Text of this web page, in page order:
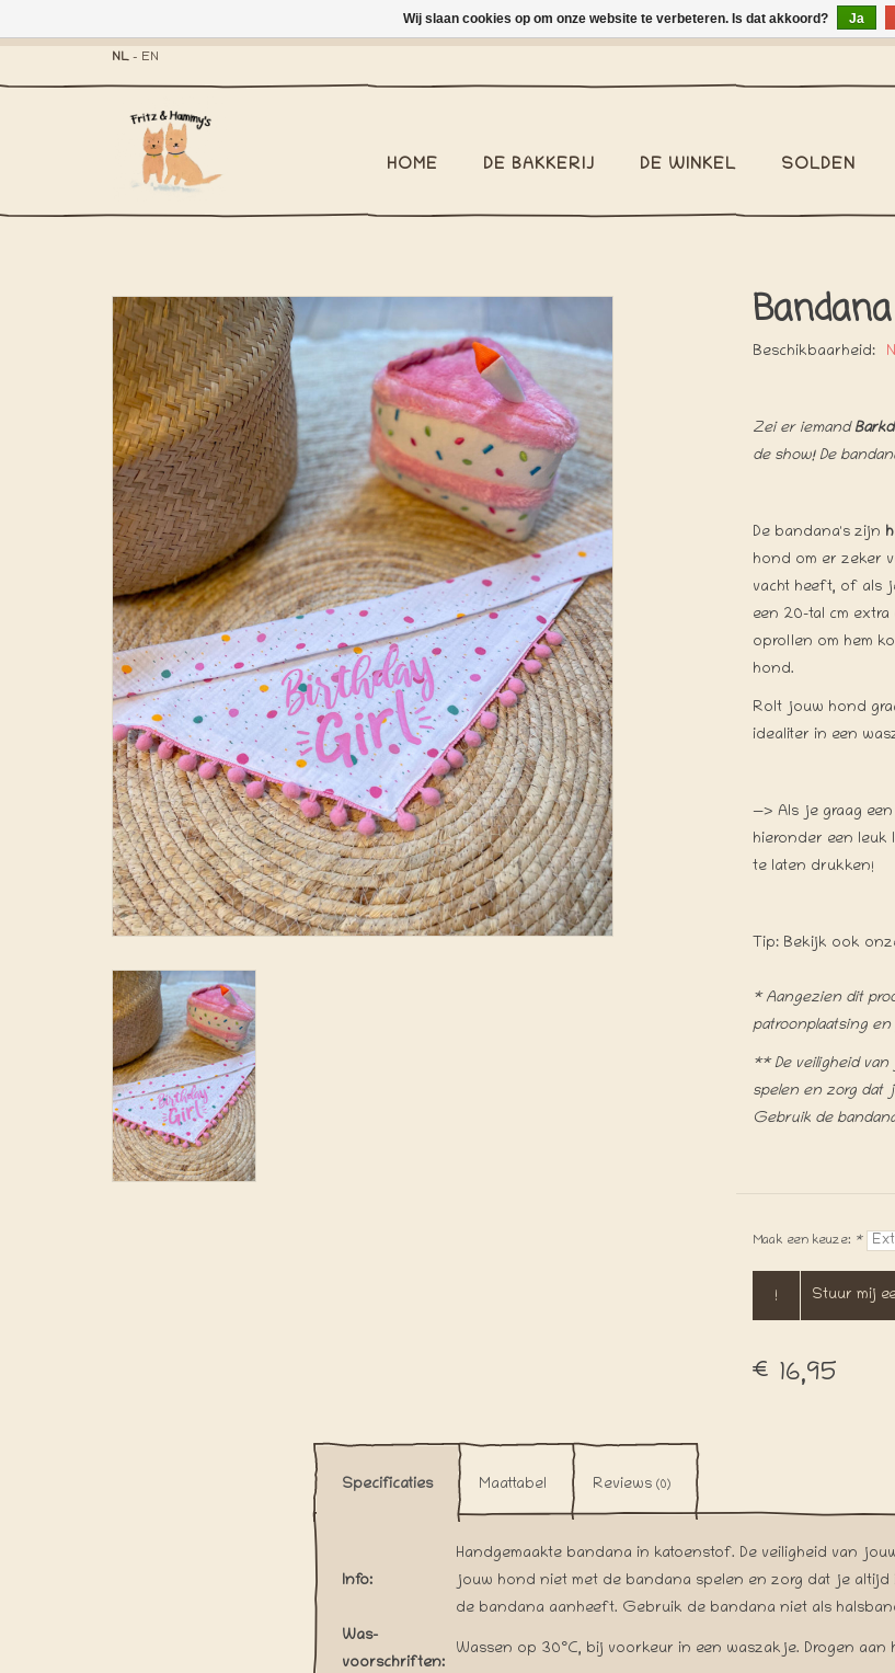
NL - EN
HOME DE BAKKERIJ DE WINKEL SOLDEN
Beschikbaarheid:
Zei er iemand
de show! De
De bandana's zijn
hond om er zeker
vacht heeft, of als
een 20-tal cm
oprollen om hem
hond.
Rolt jouw hond
idealiter in een
—> Als je graag
hieronder een leuk
te laten drukken!
Tip: Bekijk ook
* Aangezien dit
patroonplaatsing
** De veiligheid
spelen en zorg dat
Gebruik de
Maak een keuze: *
! Stuur mij
€16,95
Specificaties Maattabel Reviews (0)
Info:
Handgemaakte bandana in katoenstof. De veiligheid van
jouw hond niet met de bandana spelen en zorg dat je
de bandana aanheeft. Gebruik de bandana niet als
Was-
voorschriften:
Wassen op 30°C, bij voorkeur in een waszakje. Drogen aan
Wij slaan cookies op om onze website te verbeteren. Is dat akkoord? Ja
- Brievenbus-zending binnen België €2,95 - Pakketzending binnen België